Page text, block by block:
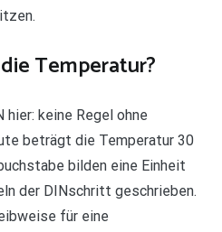
Temperatur?
keine Regel ohne
beträgt die Temperatur 30
bilden eine Einheit
der DINschritt geschrieben.
für eine